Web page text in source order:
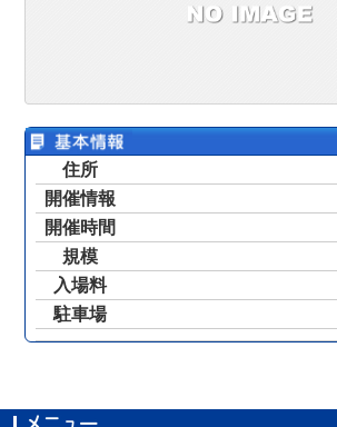
住所
開催情報
開催時間
規模
入場料
駐車場